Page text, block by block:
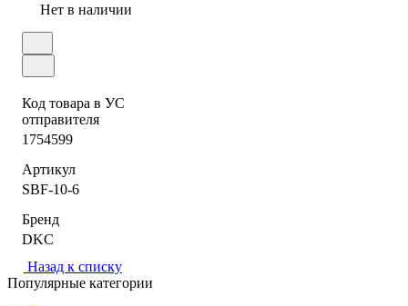
Нет в наличии
Код товара в УС
отправителя
1754599
Артикул
SBF-10-6
Бренд
DKC
Назад к списку
Популярные категории